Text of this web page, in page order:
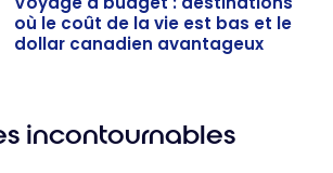
où le coût de la vie est bas et le
dollar canadien avantageux
incontournables